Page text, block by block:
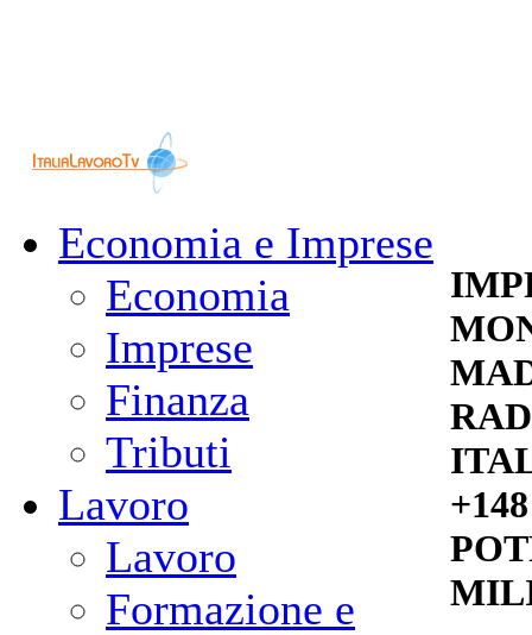
Economia e Imprese
Economia
Imprese
Finanza
Tributi
Lavoro
Lavoro
Formazione e